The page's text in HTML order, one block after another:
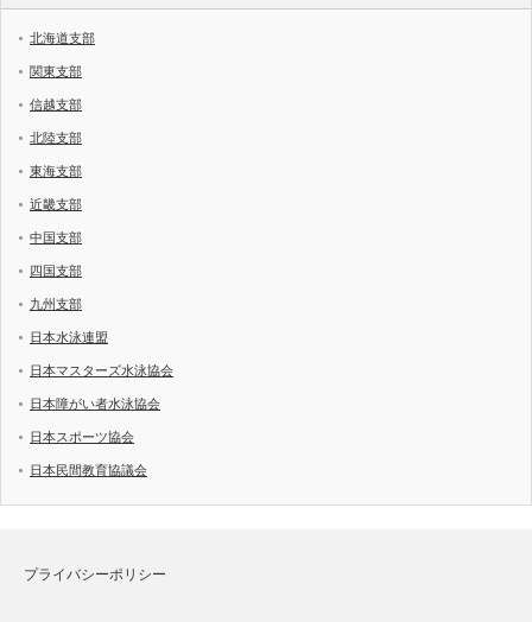
北海道支部
関東支部
信越支部
北陸支部
東海支部
近畿支部
中国支部
四国支部
九州支部
日本水泳連盟
日本マスターズ水泳協会
日本障がい者水泳協会
日本スポーツ協会
日本民間教育協議会
プライバシーポリシー